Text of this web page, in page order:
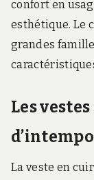
confort en
esthétique. Le
grandes
Les
La veste en